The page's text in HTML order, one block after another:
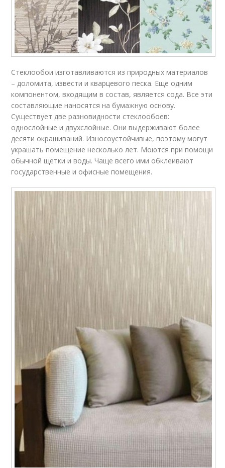
Стеклообои изготавливаются из природных материалов
– доломита, извести и кварцевого песка. Еще одним
компонентом, входящим в состав, является сода. Все эти
составляющие наносятся на бумажную основу.
Существует две разновидности стеклообоев:
однослойные и двухслойные. Они выдерживают более
десяти окрашиваний. Износоустойчивые, поэтому могут
украшать помещение несколько лет. Моются при помощи
обычной щетки и воды. Чаще всего ими обклеивают
государственные и офисные помещения.